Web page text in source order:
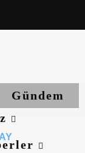
Gündem